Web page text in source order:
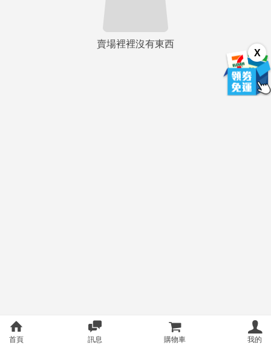
X
賣場裡裡沒有東西
首頁 訊息 購物車 我的